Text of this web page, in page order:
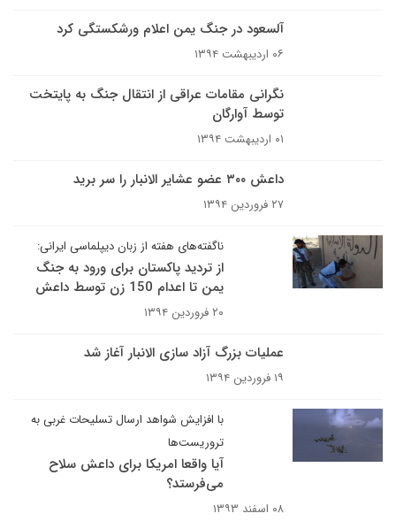
آل‎سعود در جنگ یمن اعلام ورشکستگی کرد
۰۶ اردیبهشت ۱۳۹۴
نگرانی مقامات عراقی از انتقال جنگ به پایتخت
توسط آوارگان
۰۱ اردیبهشت ۱۳۹۴
داعش ۳۰۰ عضو عشایر الانبار را سر برید
۲۷ فروردین ۱۳۹۴
ناگفته‌های هفته از زبان دیپلماسی ایرانی:
از تردید پاکستان برای ورود به جنگ
یمن تا اعدام 150 زن توسط داعش
۲۰ فروردین ۱۳۹۴
عملیات بزرگ آزاد سازی الانبار آغاز شد
۱۹ فروردین ۱۳۹۴
با افزایش شواهد ارسال تسلیحات غربی به
تروریست‌ها
آیا واقعا امریکا برای داعش سلاح
می‌فرستد؟
۰۸ اسفند ۱۳۹۳